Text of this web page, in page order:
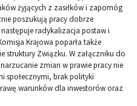
żyjących z zasiłków i zapomóg
poszukują pracy dobrze
radykalizacja postaw i
Krajowa poparła także
struktury Związku. W załączniku do
zmian w prawie pracy nie
społecznymi, brak polityki
warunków dla inwestorów oraz